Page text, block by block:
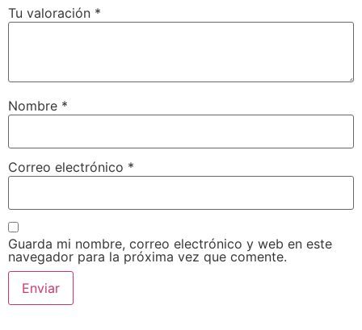
Tu valoración *
Nombre *
Correo electrónico *
Guarda mi nombre, correo electrónico y web en este
navegador para la próxima vez que comente.